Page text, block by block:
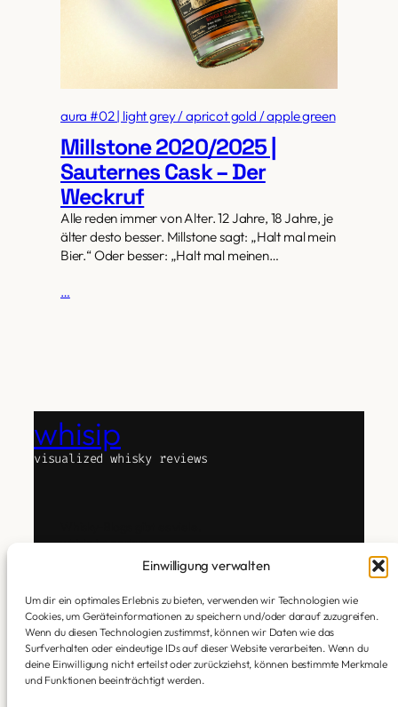
Einwilligung verwalten
Um dir ein optimales Erlebnis zu bieten, verwenden wir Technologien wie
Cookies, um Geräteinformationen zu speichern und/oder darauf zuzugreifen.
Wenn du diesen Technologien zustimmst, können wir Daten wie das
Surfverhalten oder eindeutige IDs auf dieser Website verarbeiten. Wenn du
deine Einwilligung nicht erteilst oder zurückziehst, können bestimmte Merkmale
und Funktionen beeinträchtigt werden.
aura #02 | light grey / apricot gold / apple green
Millstone 2020/2025 |
Sauternes Cask – Der
Weckruf
Alle reden immer von Alter. 12 Jahre, 18 Jahre, je
älter desto besser. Millstone sagt: „Halt mal mein
Bier.“ Oder besser: „Halt mal meinen…
…
whisip
visualized whisky reviews
whisip ist anders.
Das Experiment Text, Whisky und Technologie zu
Ich verkoste. Subjektiv. Ehrlich. Ohne Attitüde.
Dann übersetzt KI meine Geschmackseindrücke in
eine Aura.
Die Tastings sind Mensch (meine Zunge).
Die Visuals sind KI (generiert auf Basis meiner